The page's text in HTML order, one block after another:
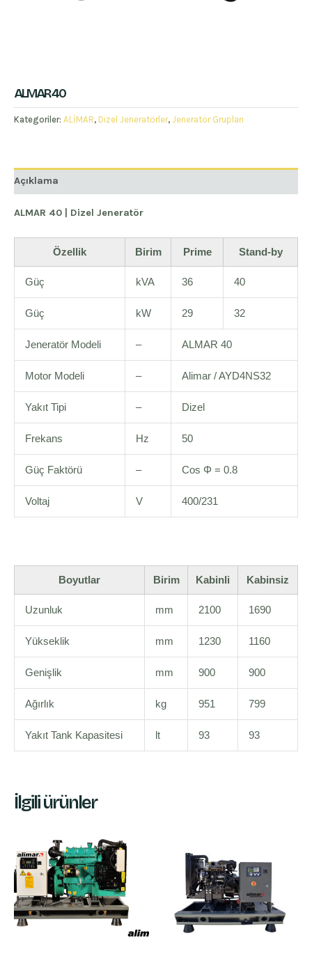
ALMAR 40
Kategoriler: ALİMAR, Dizel Jeneratörler, Jeneratör Grupları
Açıklama
ALMAR 40 | Dizel Jeneratör
Özellik Birim Prime Stand-by
Güç kVA 36 40
Güç kW 29 32
Jeneratör Modeli – ALMAR 40
Motor Modeli – Alimar / AYD4NS32
Yakıt Tipi – Dizel
Frekans Hz 50
Güç Faktörü – Cos Φ = 0.8
Voltaj V 400/231
Boyutlar Birim Kabinli Kabinsiz
Uzunluk mm 2100 1690
Yükseklik mm 1230 1160
Genişlik mm 900 900
Ağırlık kg 951 799
Yakıt Tank Kapasitesi lt 93 93
İlgili ürünler